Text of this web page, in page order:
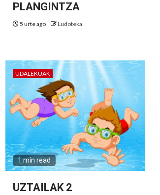
PLANGINTZA
5 urte ago Ludoteka
UDALEKUAK
1 min read
UZTAILAK 2